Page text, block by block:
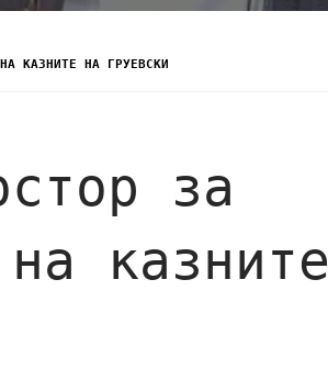
КАЗНИТЕ НА ГРУЕВСКИ
за
казните